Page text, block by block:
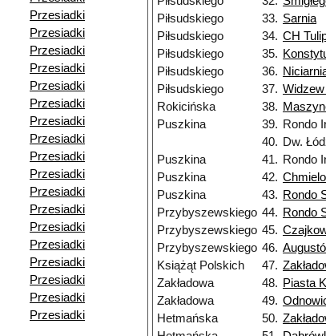
Przesiadki
Przesiadki
Przesiadki
Przesiadki
Przesiadki
Przesiadki
Przesiadki
Przesiadki
Przesiadki
Przesiadki
Przesiadki
Przesiadki
Przesiadki
Przesiadki
Przesiadki
Przesiadki
Przesiadki
Przesiadki
Piłsudskiego
33. Sarnia
Piłsudskiego
34. CH
Piłsudskiego
35.
Piłsudskiego
36.
Piłsudskiego
37.
Rokicińska
38.
Puszkina
39. Rondo
40. Dw.
Puszkina
41. Rondo
Puszkina
42.
Puszkina
43. Rondo
Przybyszewskiego 44. Rondo
Przybyszewskiego 45.
Przybyszewskiego 46.
Książąt Polskich
47.
Zakładowa
48. Piasta
Zakładowa
49.
Hetmańska
50.